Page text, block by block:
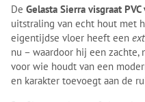
De Gelasta Sierra visgraat
uitstraling van echt hout met
eigentijdse vloer heeft een
nu – waardoor hij een
voor wie houdt van een
en karakter toevoegt aan de